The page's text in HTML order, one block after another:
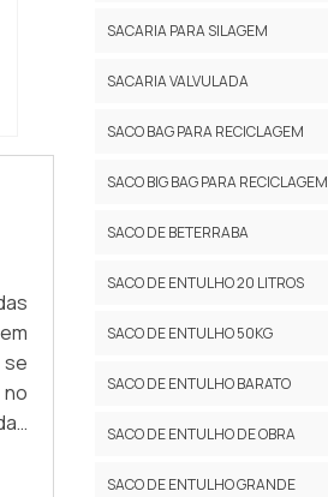
e
SACARIA PARA SILAGEM
SACARIA VALVULADA
SACO BAG PARA RECICLAGEM
SACO BIG BAG PARA RECICLAGEM
SACO DE BETERRABA
SACO DE ENTULHO 20 LITROS
SACO DE ENTULHO 50KG
SACO DE ENTULHO BARATO
SACO DE ENTULHO DE OBRA
SACO DE ENTULHO GRANDE